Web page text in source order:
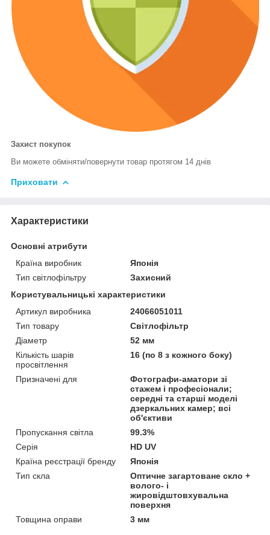
Захист покупок
Ви можете обміняти/повернути товар протягом 14 днів
Приховати
Характеристики
Основні атрибути
Країна виробник
Японія
Тип світлофільтру
Захисний
Користувальницькі характеристики
Артикул виробника
24066051011
Тип товару
Світлофільтр
Діаметр
52 мм
Кількість шарів
просвітлення
16 (по 8 з кожного боку)
Призначені для
Фотографи-аматори зі
стажем і професіонали;
середні та старші моделі
дзеркальних камер; всі
об'єктиви
Пропускання світла
99.3%
Серія
HD UV
Країна реєстрації бренду
Японія
Тип скла
Оптичне загартоване скло +
волого- і
жировідштовхувальна
поверхня
Товщина оправи
3 мм